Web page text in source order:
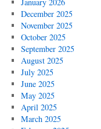
December 2025
November 2025
October 2025
September 2025
August 2025
July 2025
June 2025
May 2025
April 2025
March 2025